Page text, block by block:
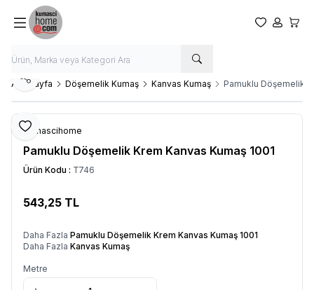
Favorilerim
Hesabım
Ana Sayfa Döşemelik Kumaş Kanvas Kumaş Pamuklu Döşemelik
Favoriye Ekle
Paylaş
Kumascihome
Pamuklu Döşemelik Krem Kanvas Kumaş 1001
Ürün Kodu : T746
543,25 TL
Daha Fazla Pamuklu Döşemelik Krem Kanvas Kumaş 1001
Daha Fazla Kanvas Kumaş
Metre